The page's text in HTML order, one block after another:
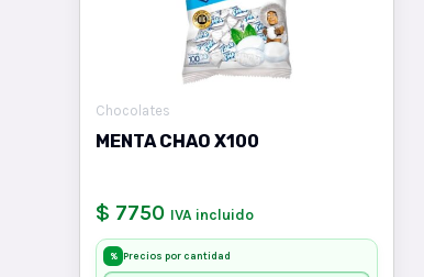
Chocolates
MENTA CHAO X100
$ 7750 IVA incluido
% Precios por cantidad